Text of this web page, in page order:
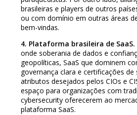
brasileiras e players de outros
ou com domínio em outras áreas
bem-vindas.
4. Plataforma brasileira de SaaS.
onde soberania de dados e
geopolíticas, SaaS que dominem
governança clara e certificações de
atributos desejados pelos CIOs e
espaço para organizações com
cybersecurity oferecerem ao
plataforma SaaS.